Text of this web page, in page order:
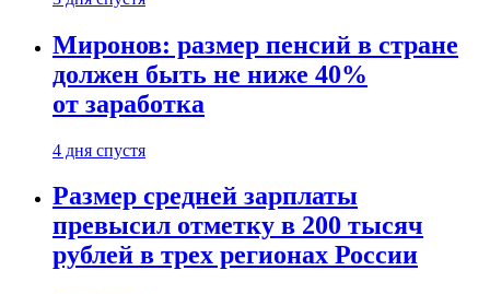
Миронов: размер пенсий в стране
должен быть не ниже 40%
от заработка
4 дня спустя
Размер средней зарплаты
превысил отметку в 200 тысяч
рублей в трех регионах России